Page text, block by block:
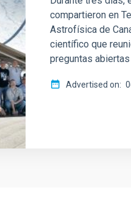
compartieron en
Astrofísica de
científico que
preguntas
Advertised on